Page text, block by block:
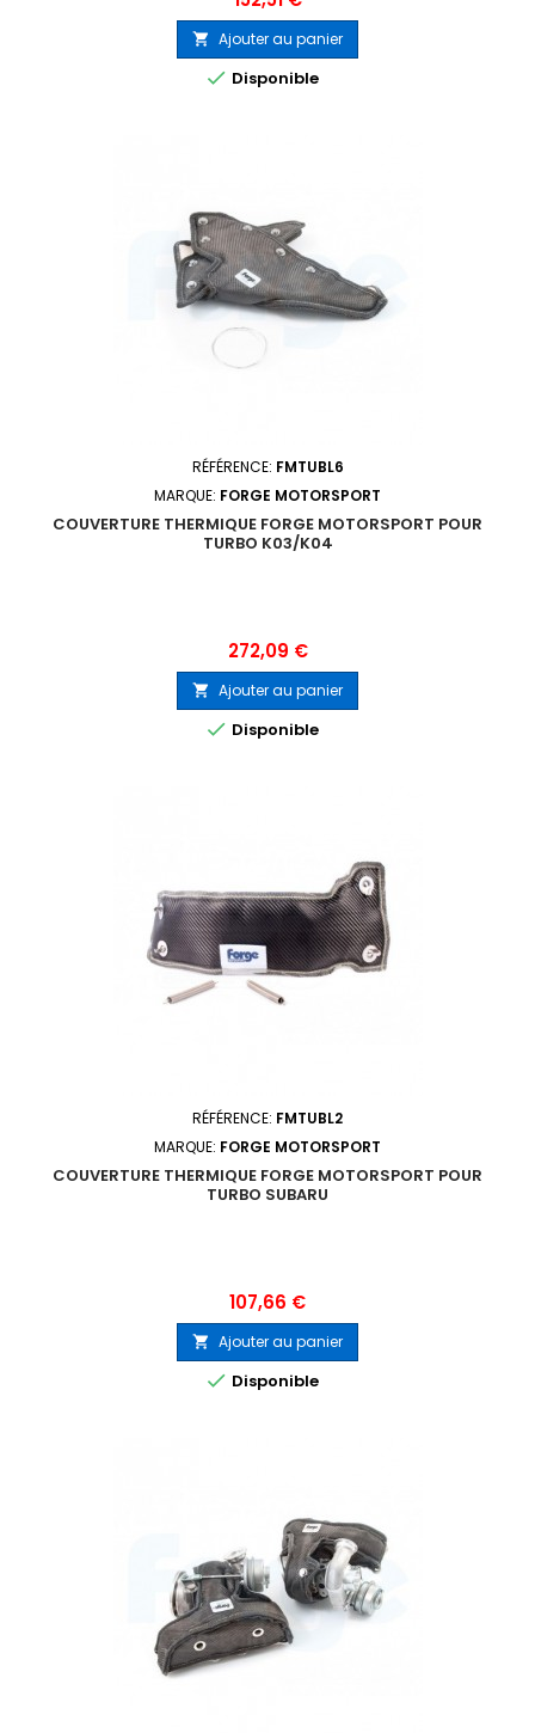
 Ajouter au panier
 Disponible
RÉFÉRENCE: FMTUBL6
MARQUE: FORGE MOTORSPORT
COUVERTURE THERMIQUE FORGE MOTORSPORT POUR
TURBO K03/K04
Prix
272,09 €
 Ajouter au panier
 Disponible
RÉFÉRENCE: FMTUBL2
MARQUE: FORGE MOTORSPORT
COUVERTURE THERMIQUE FORGE MOTORSPORT POUR
TURBO SUBARU
Prix
107,66 €
 Ajouter au panier
 Disponible